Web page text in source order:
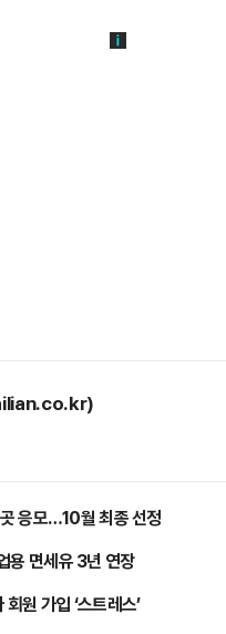
응모…10월 최종 선정
용 면세유 3년 연장
원 가입 ‘스트레스’